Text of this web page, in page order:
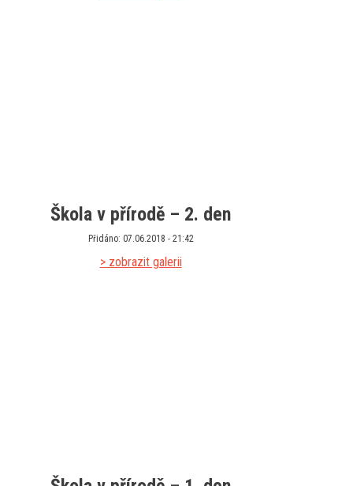
Škola v přírodě – 2. den
Přidáno: 07.06.2018 - 21:42
> zobrazit galerii